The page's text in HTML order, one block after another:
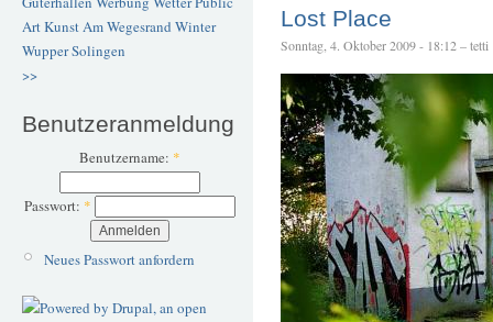
ArtKunstAm Wegesrand Winter
WupperSolingen
>>
Benutzeranmeldung
Benutzername: *
Passwort: *
Neues Passwort anfordern
Lost Place
Sonntag, 4. Oktober 2009 - 18:12 – tetti